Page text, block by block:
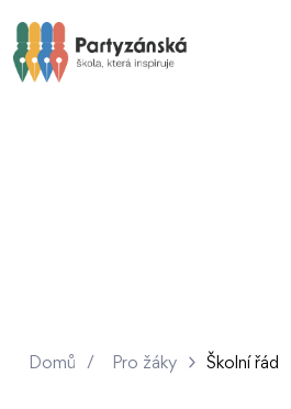
Domů / Pro žáky Školní řád